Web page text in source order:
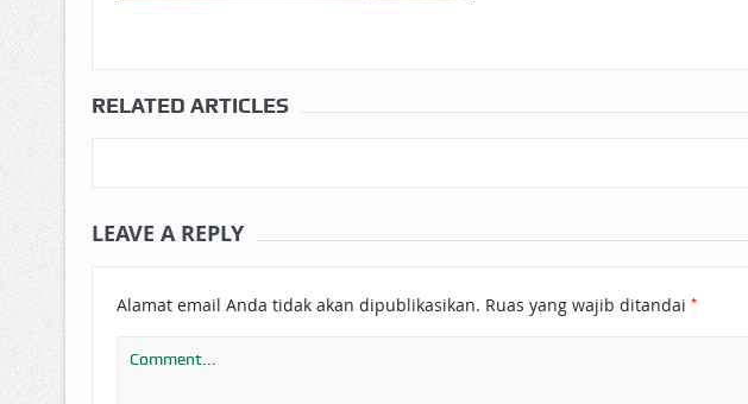
RELATED ARTICLES
LEAVE A REPLY
Alamat email Anda tidak akan dipublikasikan. Ruas yang wajib ditandai *